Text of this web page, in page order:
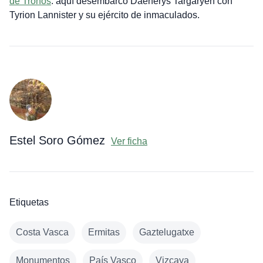
Tyrion Lannister y su ejército de inmaculados.
Estel Soro Gómez Ver ficha
Etiquetas
Costa Vasca Ermitas Gaztelugatxe
Monumentos País Vasco Vizcaya